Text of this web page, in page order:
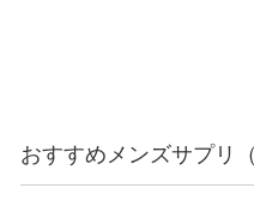
おすすめメンズサプリ